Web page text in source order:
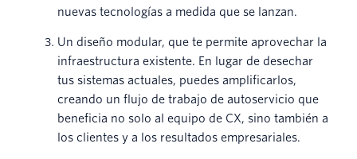
nuevas tecnologías a medida que se lanzan.
Un diseño modular, que te permite aprovechar la
infraestructura existente. En lugar de desechar
tus sistemas actuales, puedes amplificarlos,
creando un flujo de trabajo de autoservicio que
beneficia no solo al equipo de CX, sino también a
los clientes y a los resultados empresariales.